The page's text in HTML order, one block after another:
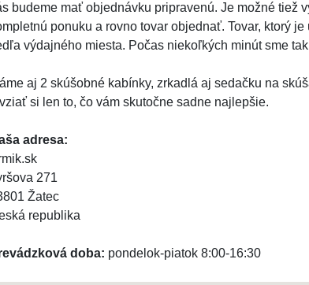
budeme mať objednávku pripravenú. Je možné tiež
ponuku a rovno tovar objednať. Tovar, ktorý
výdajného miesta. Počas niekoľkých minút sme
aj 2 skúšobné kabínky, zrkadlá aj sedačku na
si len to, čo vám skutočne sadne najlepšie.
adresa:
271
Žatec
republika
doba: pondelok-piatok 8:00-16:30